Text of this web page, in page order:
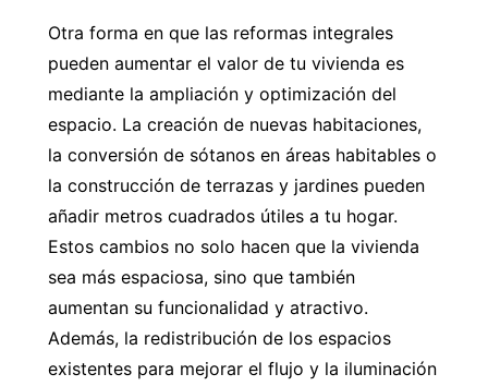
Otra forma en que las reformas integrales
pueden aumentar el valor de tu vivienda es
mediante la ampliación y optimización del
espacio. La creación de nuevas habitaciones,
la conversión de sótanos en áreas habitables o
la construcción de terrazas y jardines pueden
añadir metros cuadrados útiles a tu hogar.
Estos cambios no solo hacen que la vivienda
sea más espaciosa, sino que también
aumentan su funcionalidad y atractivo.
Además, la redistribución de los espacios
existentes para mejorar el flujo y la iluminación